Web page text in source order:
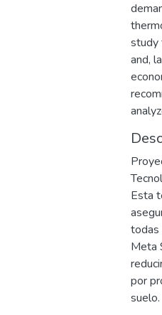
study
and,
Esta
todas
Meta
por
suelo.